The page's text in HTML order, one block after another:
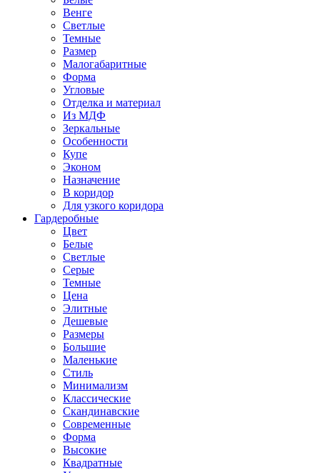
Венге
Светлые
Темные
Размер
Малогабаритные
Форма
Угловые
Отделка и материал
Из МДФ
Зеркальные
Особенности
Купе
Эконом
Назначение
В коридор
Для узкого коридора
Гардеробные
Цвет
Белые
Светлые
Серые
Темные
Цена
Элитные
Дешевые
Размеры
Большие
Маленькие
Стиль
Минимализм
Классические
Скандинавские
Современные
Форма
Высокие
Квадратные